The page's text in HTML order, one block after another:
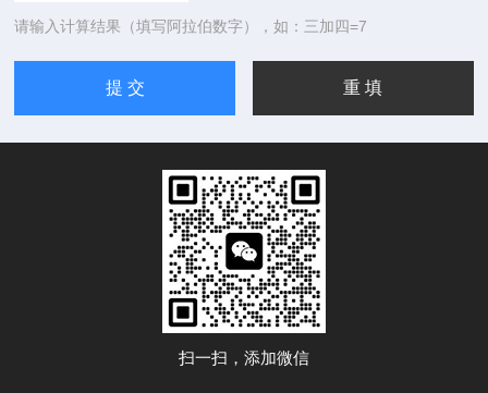
请输入计算结果（填写阿拉伯数字），如：三加四=7
扫一扫，添加微信